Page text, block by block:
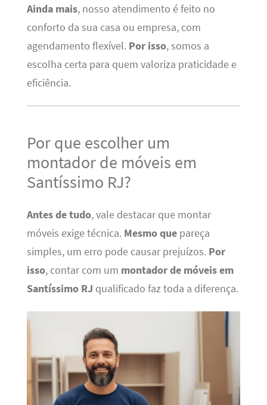
Ainda mais, nosso atendimento é feito no
conforto da sua casa ou empresa, com
agendamento flexível. Por isso, somos a
escolha certa para quem valoriza praticidade e
eficiência.
Por que escolher um
montador de móveis em
Santíssimo RJ?
Antes de tudo, vale destacar que montar
móveis exige técnica. Mesmo quepareça
simples, um erro pode causar prejuízos. Por
isso, contar com um montador de móveis em
Santíssimo RJ qualificado faz toda a diferença.